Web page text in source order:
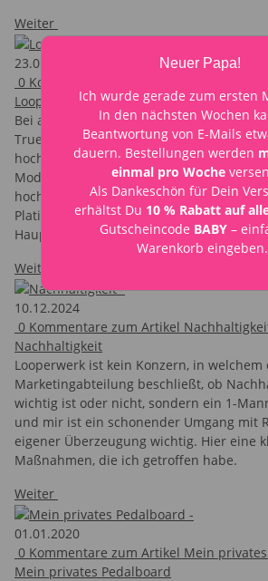
Weiter
23.01.2025
0 Kommentare zum Artikel Looperwerk
Looperwerk SwapSwitch
Bei allen Looperwerk Produkten mit
True Bypass Schalter genannt) kommt
hochwertiges, leichtgängiges und
Modell zum Einsatz. Beim SwapSwitch
hochwertige Fußschalter nun auf einer
Platine und wird mit vergoldeten
Hauptplatine gesteckt.
Weiter
10.12.2024
0 Kommentare zum Artikel
Nachhaltigkeit
Looperwerk ist kein Konzern, in welchem
Marketingabteilung beschließt, ob
wichtig ist oder nicht, sondern ein 1-
und mir ist ein schonender Umgang mit
eigener Überzeugung wichtig. Hier eine
Maßnahmen, die ich getroffen habe.
Weiter
01.01.2020
0 Kommentare zum Artikel Mein
Mein privates Pedalboard
Neuer Papa!
Ich wurde gerade zum ersten
In den nächsten Wochen
Beantwortung von E-Mails
dauern. Bestellungen werden
einmal pro Woche
Als Dankeschön für Dein
erhältst Du 10 % Rabatt auf
Gutscheincode BABY –
Warenkorb eingeben.